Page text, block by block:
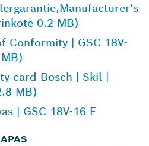
0.2 MB)
Conformity | GSC 18V-
card Bosch | Skil |
MB)
| GSC 18V-16 E